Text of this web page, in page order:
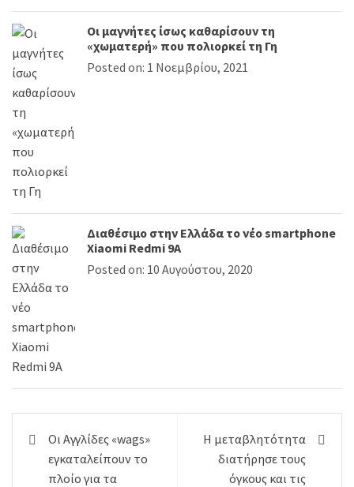
Οι μαγνήτες ίσως καθαρίσουν τη
«χωματερή» που πολιορκεί τη Γη
Posted on: 1 Νοεμβρίου, 2021
Διαθέσιμο στην Ελλάδα το νέο smartphone
Xiaomi Redmi 9Α
Posted on: 10 Αυγούστου, 2020
Πλοήγηση
άρθρων
Οι Αγγλίδες «wags»
εγκαταλείπουν το
πλοίο για τα
Η μεταβλητότητα
διατήρησε τους
όγκους και τις